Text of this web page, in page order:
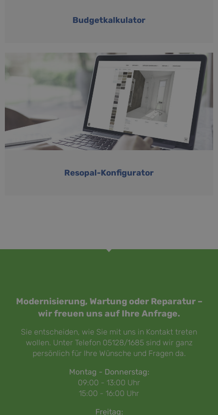
Budgetkalkulator
Resopal-Konfigurator
Modernisierung, Wartungoder Reparatur–
wir freuen uns auf Ihre Anfrage.
Sie entscheiden, wie Sie mit uns in Kontakt treten
wollen. Unter Telefon 05128/1685 sind wir ganz
persönlich für Ihre Wünsche und Fragen da.
Montag - Donnerstag:
09:00 - 13:00 Uhr
15:00 - 16:00 Uhr
Freitag: